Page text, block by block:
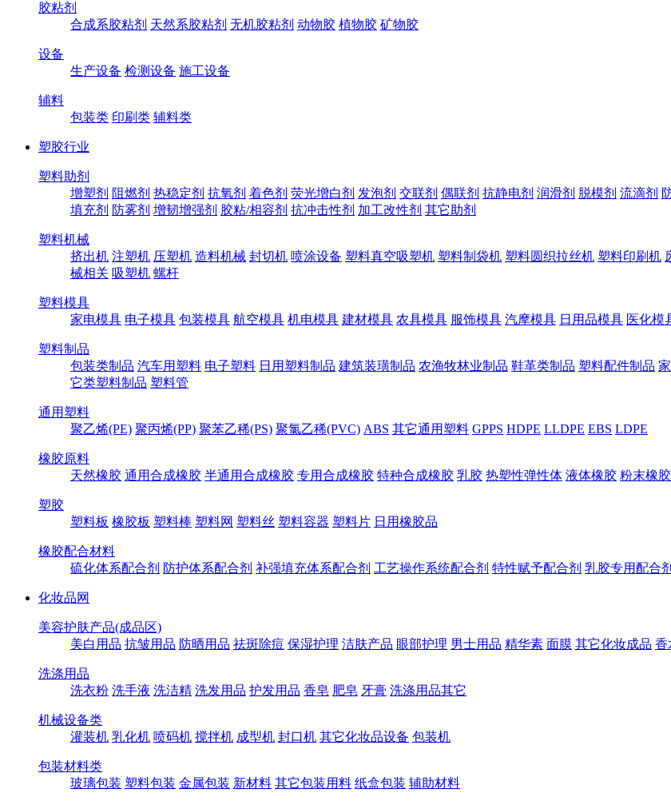
胶粘剂
合成系胶粘剂 天然系胶粘剂 无机胶粘剂 动物胶 植物胶 矿物胶
设备
生产设备 检测设备 施工设备
辅料
包装类 印刷类 辅料类
塑胶行业
塑料助剂
增塑剂 阻燃剂 热稳定剂 抗氧剂 着色剂 荧光增白剂 发泡剂 交联剂 偶联剂 抗静电剂 润滑剂 脱模剂 流滴剂
填充剂 防雾剂 增韧增强剂 胶粘/相容剂 抗冲击性剂 加工改性剂 其它助剂
塑料机械
挤出机 注塑机 压塑机 造料机械 封切机 喷涂设备 塑料真空吸塑机 塑料制袋机 塑料圆织拉丝机 塑料印刷机
械相关 吸塑机 螺杆
塑料模具
家电模具 电子模具 包装模具 航空模具 机电模具 建材模具 农具模具 服饰模具 汽摩模具 日用品模具 医化模
塑料制品
包装类制品 汽车用塑料 电子塑料 日用塑料制品 建筑装璜制品 农渔牧林业制品 鞋革类制品 塑料配件制品
它类塑料制品 塑料管
通用塑料
聚乙烯(PE) 聚丙烯(PP) 聚苯乙稀(PS) 聚氯乙稀(PVC) ABS 其它通用塑料 GPPS HDPE LLDPE EBS LDPE
橡胶原料
天然橡胶 通用合成橡胶 半通用合成橡胶 专用合成橡胶 特种合成橡胶 乳胶 热塑性弹性体 液体橡胶 粉末橡胶
塑胶
塑料板 橡胶板 塑料棒 塑料网 塑料丝 塑料容器 塑料片 日用橡胶品
橡胶配合材料
硫化体系配合剂 防护体系配合剂 补强填充体系配合剂 工艺操作系统配合剂 特性赋予配合剂 乳胶专用配合剂
化妆品网
美容护肤产品(成品区)
美白用品 抗皱用品 防晒用品 祛斑除痘 保湿护理 洁肤产品 眼部护理 男士用品 精华素 面膜 其它化妆成品 香
洗涤用品
洗衣粉 洗手液 洗洁精 洗发用品 护发用品 香皂 肥皂 牙膏 洗涤用品其它
机械设备类
灌装机 乳化机 喷码机 搅拌机 成型机 封口机 其它化妆品设备 包装机
包装材料类
玻璃包装 塑料包装 金属包装 新材料 其它包装用料 纸盒包装 辅助材料